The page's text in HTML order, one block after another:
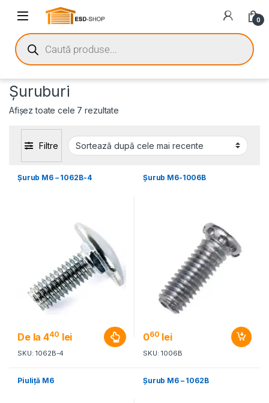
0
Șuruburi
Afișez toate cele 7 rezultate
Filtre
Şurub M6 – 1062B-4
De la 440 lei
SKU: 1062B-4
Şurub M6-1006B
060 lei
SKU: 1006B
Piuliţă M6 Şurub M6 – 1062B